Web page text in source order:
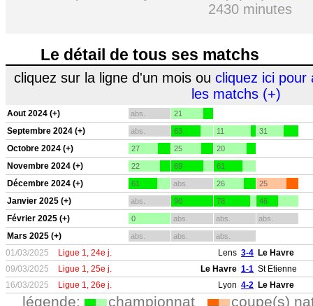
2430 minutes
Le détail de tous ses matchs
cliquez sur la ligne d'un mois ou cliquez ici pour
les matchs (+)
Aout 2024 (+) abs. 21
Septembre 2024 (+) abs. 63 11 31
Octobre 2024 (+) 27 25 20
Novembre 2024 (+) 22 69 61
Décembre 2024 (+) 61 abs. 26 25
Janvier 2025 (+) abs. 90 78 46
Février 2025 (+) 0 abs. abs. abs.
Mars 2025 (+) abs. abs. abs.
01/03/2025 Ligue 1, 24e j. Lens 3-4 Le Havre
09/03/2025
Ligue 1, 25e j. Le Havre 1-1 St Etienne
16/03/2025
Ligue 1, 26e j. Lyon 4-2 Le Havre
légende: championnat
coupe(s)